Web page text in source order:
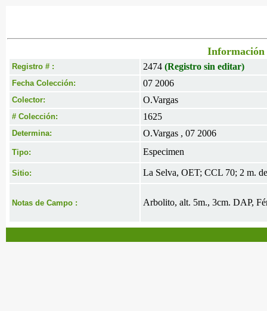
Información
Registro # : 2474 (Registro sin editar)
Fecha Colección: 07 2006
Colector: O.Vargas
# Colección: 1625
Determina: O.Vargas , 07 2006
Tipo: Especimen
Sitio: La Selva, OET; CCL 70; 2 m.
Notas de Campo : Arbolito, alt. 5m., 3cm. DAP,